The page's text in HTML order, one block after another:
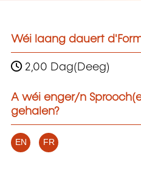
Wéi laang dauert
2,00 Dag(Deeg)
A wéi enger/n
gehalen?
EN FR